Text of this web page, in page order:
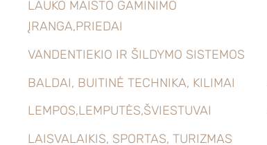
LAUKO MAISTO GAMINIMO
ĮRANGA,PRIEDAI
VANDENTIEKIO IR ŠILDYMO SISTEMOS
BALDAI, BUITINĖ TECHNIKA, KILIMAI
LEMPOS,LEMPUTĖS,ŠVIESTUVAI
LAISVALAIKIS, SPORTAS, TURIZMAS